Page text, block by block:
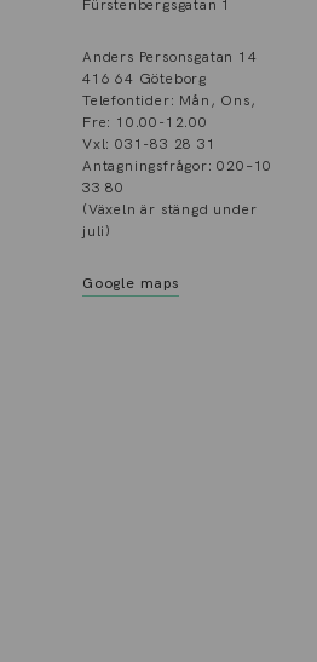
Fürstenbergsgatan 1
Anders Personsgatan 14
416 64 Göteborg
Telefontider: Mån, Ons,
Fre: 10.00-12.00
Vxl: 031-83 28 31
Antagningsfrågor: 020–10
33 80
(Växeln är stängd under
juli)
Google maps